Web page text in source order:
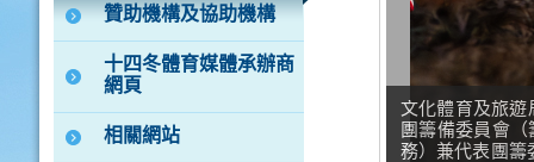
贊助機構及協助機構
十四冬體育媒體承辦商
網頁
相關網站
文化體育及旅遊
團籌備委員會
務）兼代表團籌